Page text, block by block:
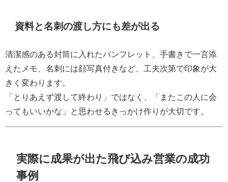
資料と名刺の渡し方にも差が出る
清潔感のある封筒に入れたパンフレット、手書きで一言添
えたメモ、名刺には顔写真付きなど、工夫次第で印象が大
きく変わります。
「とりあえず渡して終わり」ではなく、「またこの人に会
ってもいいかな」と思わせるきっかけ作りが大切です。
実際に成果が出た飛び込み営業の成功
事例